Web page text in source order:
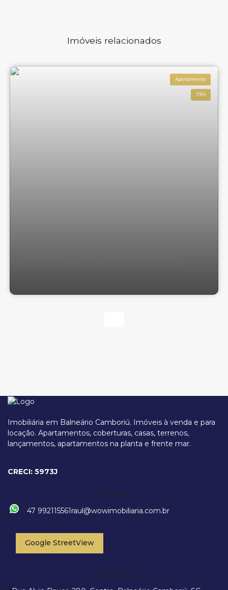
Imóveis relacionados
Apartamento
1784
Imobiliária em Balneário Camboriú. Imóveis à venda e para
locação. Apartamentos, coberturas, casas, terrenos,
lançamentos, apartamentos na planta e frente mar.
CRECI: 5973J
Contato
47 992115561raul@wowimobiliaria.com.br
Google StreetView
Localização